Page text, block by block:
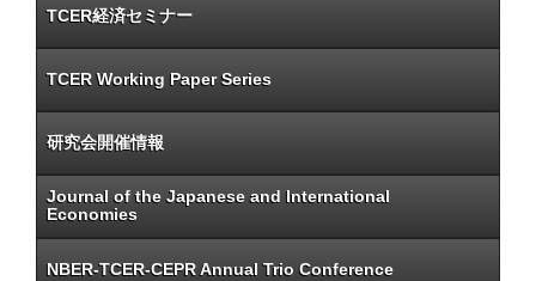
TCER経済セミナー
TCER Working Paper Series
研究会開催情報
Journal of the Japanese and International
Economies
NBER-TCER-CEPR Annual Trio Conference